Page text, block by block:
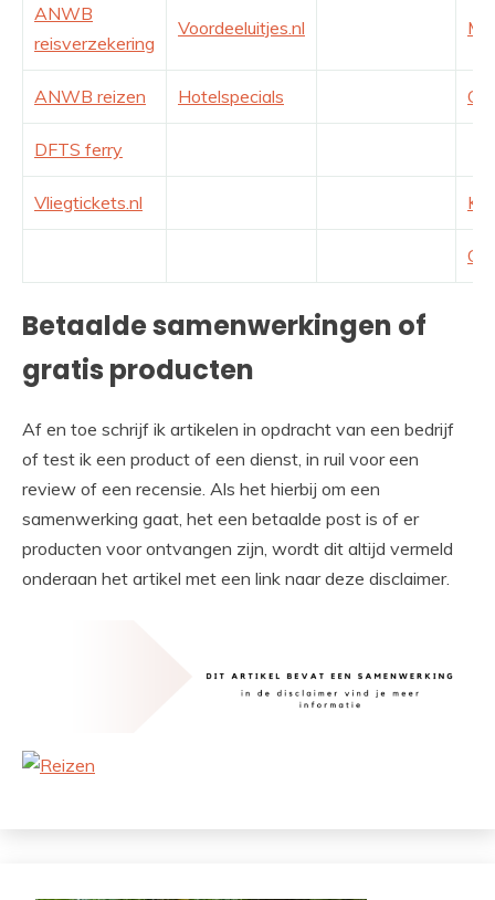
ANWB
reisverzekering
Voordeeluitjes.nl
ANWB reizen Hotelspecials
DFTS ferry
Vliegtickets.nl
Betaalde samenwerkingen of
gratis producten
Af en toe schrijf ik artikelen in opdracht van een bedrijf
of test ik een product of een dienst, in ruil voor een
review of een recensie. Als het hierbij om een
samenwerking gaat, het een betaalde post is of er
producten voor ontvangen zijn, wordt dit altijd vermeld
onderaan het artikel met een link naar deze disclaimer.